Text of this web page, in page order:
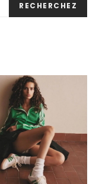
RECHERCHEZ